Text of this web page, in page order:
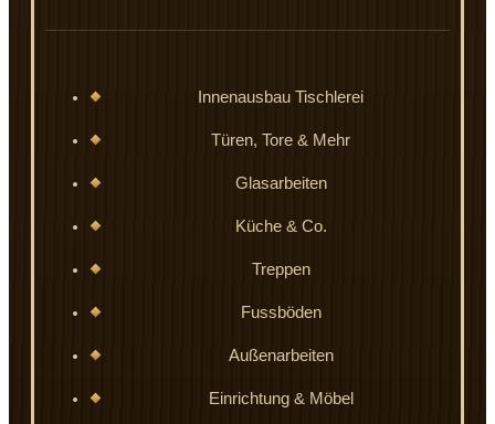
Innenausbau Tischlerei
Türen, Tore & Mehr
Glasarbeiten
Küche & Co.
Treppen
Fussböden
Außenarbeiten
Einrichtung & Möbel